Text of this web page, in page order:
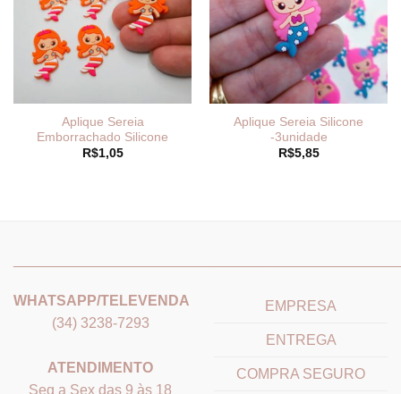
Aplique Sereia
Emborrachado Silicone
R$1,05
Aplique Sereia Silicone
-3unidade
R$5,85
WHATSAPP/TELEVENDA
(34) 3238-7293
ATENDIMENTO
Seg a Sex das 9 às 18
EMPRESA
ENTREGA
COMPRA SEGURO